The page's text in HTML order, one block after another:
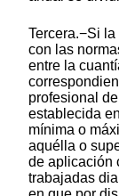
Tercera.−Si
con las
entre la
profesional
establecida
mínima o
aquélla o
de aplicación
trabajadas